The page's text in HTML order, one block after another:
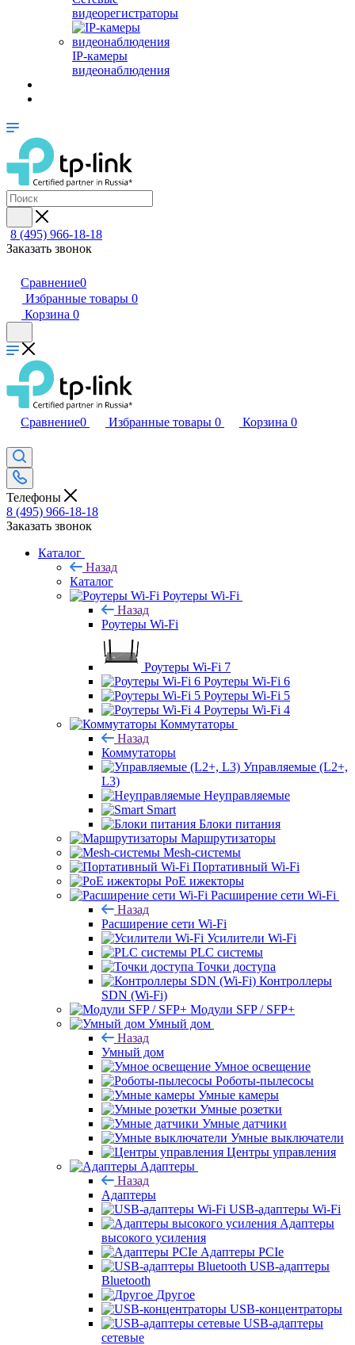
видеорегистраторы
IP-камеры
видеонаблюдения
8 (495) 966-18-18
Заказать звонок
Сравнение0
Избранные товары 0
Корзина 0
Сравнение0 Избранные товары 0 Корзина 0
Телефоны
8 (495) 966-18-18
Заказать звонок
Каталог
Назад
Каталог
Роутеры Wi-Fi
Назад
Роутеры Wi-Fi
Роутеры Wi-Fi 7
Роутеры Wi-Fi 6
Роутеры Wi-Fi 5
Роутеры Wi-Fi 4
Коммутаторы
Назад
Коммутаторы
Управляемые (L2+,
L3)
Неуправляемые
Smart
Блоки питания
Маршрутизаторы
Mesh-системы
Портативный Wi-Fi
PoE ижекторы
Расширение сети Wi‑Fi
Назад
Расширение сети Wi‑Fi
Усилители Wi-Fi
PLC системы
Точки доступа
Контроллеры
SDN (Wi-Fi)
Модули SFP / SFP+
Умный дом
Назад
Умный дом
Умное освещение
Роботы-пылесосы
Умные камеры
Умные розетки
Умные датчики
Умные выключатели
Центры управления
Адаптеры
Назад
Адаптеры
USB-адаптеры Wi-Fi
Адаптеры
высокого усиления
Адаптеры PCIe
USB-адаптеры
Bluetooth
Другое
USB-концентраторы
USB-адаптеры
сетевые